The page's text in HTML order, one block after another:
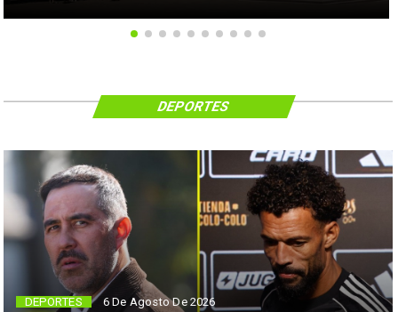
DEPORTES 6 De Agosto De 2026
DEPORTES